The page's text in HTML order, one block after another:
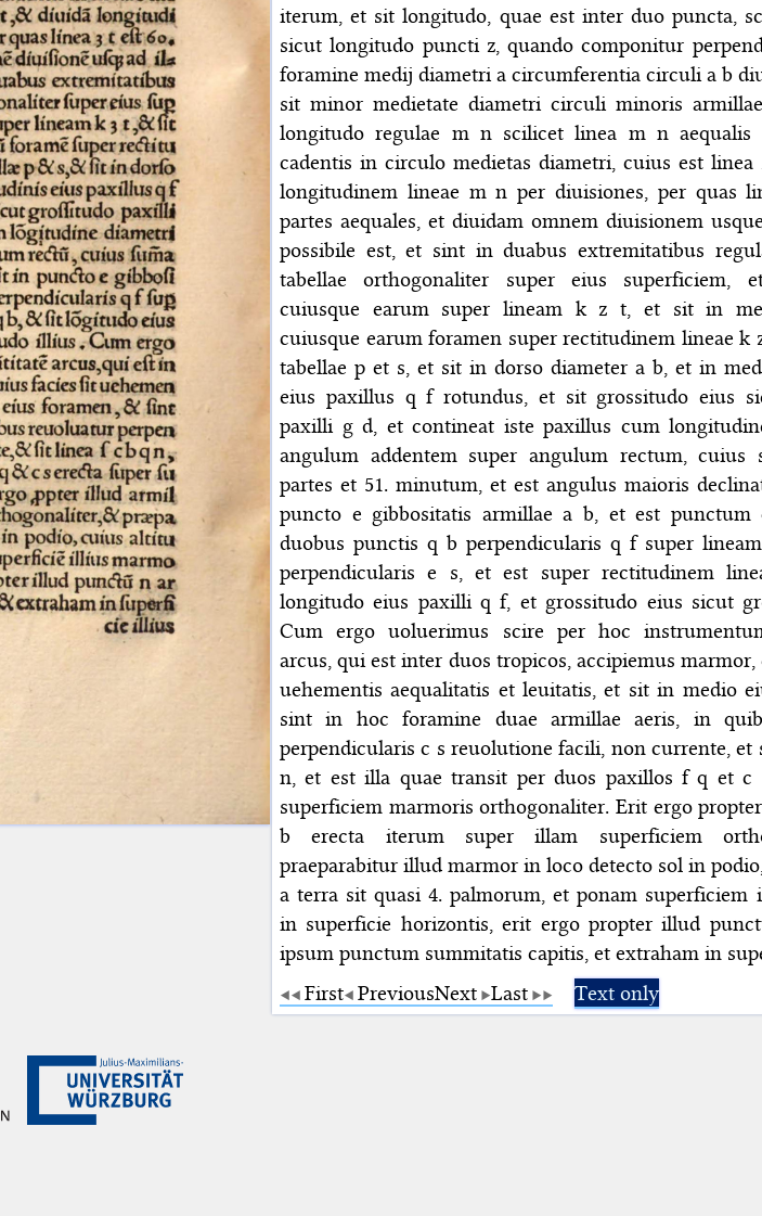
iterum, et sit longitudo, quae est inter duo puncta,
sicut longitudo puncti z, quando componitur
foramine medij diametri a circumferentia circuli a b
sit minor medietate diametri circuli minoris
longitudo regulae m n scilicet linea m n aequalis
cadentis in circulo medietas diametri, cuius est
longitudinem lineae m n per diuisiones, per quas
partes aequales, et diuidam omnem diuisionem
possibile est, et sint in duabus extremitatibus
tabellae orthogonaliter super eius superficiem,
cuiusque earum super lineam k z t, et sit in
cuiusque earum foramen super rectitudinem lineae k
tabellae p et s, et sit in dorso diameter a b, et in
eius paxillus q f rotundus, et sit grossitudo eius
paxilli g d, et contineat iste paxillus cum
angulum addentem super angulum rectum, cuius
partes et 51. minutum, et est angulus maioris
puncto e gibbositatis armillae a b, et est punctum
duobus punctis q b perpendicularis q f super
perpendicularis e s, et est super rectitudinem
longitudo eius paxilli q f, et grossitudo eius sicut
Cum ergo uoluerimus scire per hoc
arcus, qui est inter duos tropicos, accipiemus
uehementis aequalitatis et leuitatis, et sit in medio
sint in hoc foramine duae armillae aeris, in
perpendicularis c s reuolutione facili, non currente, et
n, et est illa quae transit per duos paxillos f q et c
superficiem marmoris orthogonaliter. Erit ergo
b erecta iterum super illam superficiem
praeparabitur illud marmor in loco detecto sol in
a terra sit quasi 4. palmorum, et ponam superficiem
in superficie horizontis, erit ergo propter illud
ipsum punctum summitatis capitis, et extraham in
First PreviousNext Last Text only